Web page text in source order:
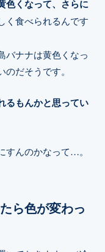
色くなって、さらに
く食べられるんです
バナナは黄色くなっ
だそうです。
るもんかと思ってい
すんのかなって…。
ら色が変わっ